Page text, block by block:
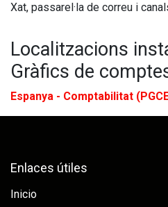
Xat, passarel·la de correu i
Localitzacions
Gràfics de
Espanya - Comptabilitat
Enlaces útiles
Inicio